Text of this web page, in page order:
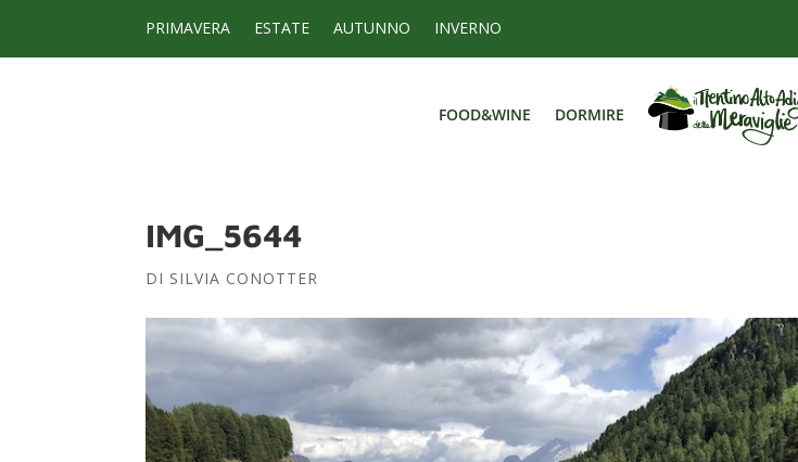
PRIMAVERA ESTATE AUTUNNO INVERNO
FOOD&WINE DORMIRE
IMG_5644
DI SILVIA CONOTTER